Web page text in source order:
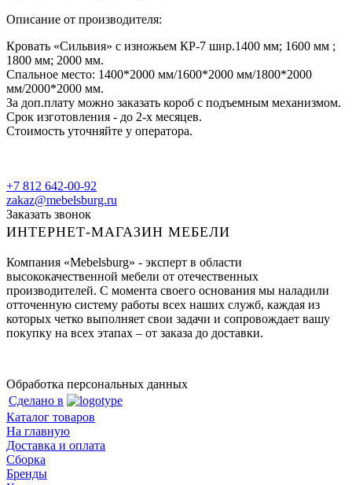
Описание от производителя:
Кровать «Сильвия» с изножьем КР-7 шир.1400 мм; 1600 мм ;
1800 мм; 2000 мм.
Спальное место: 1400*2000 мм/1600*2000 мм/1800*2000
мм/2000*2000 мм.
За доп.плату можно заказать короб с подъемным механизмом.
Срок изготовления - до 2-х месяцев.
Стоимость уточняйте у оператора.
+7 812 642-00-92
zakaz@mebelsburg.ru
Заказать звонок
ИНТЕРНЕТ-МАГАЗИН МЕБЕЛИ
Компания «Mebelsburg» - эксперт в области
высококачественной мебели от отечественных
производителей. С момента своего основания мы наладили
отточенную систему работы всех наших служб, каждая из
которых четко выполняет свои задачи и сопровождает вашу
покупку на всех этапах – от заказа до доставки.
Обработка персональных данных
Сделано в
Каталог товаров
На главную
Доставка и оплата
Сборка
Бренды